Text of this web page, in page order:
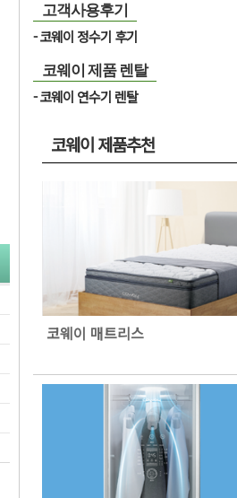
고객사용후기
코웨이 정수기 후기
코웨이 제품 렌탈
코웨이 연수기 렌탈
코웨이 제품추천
코웨이 매트리스